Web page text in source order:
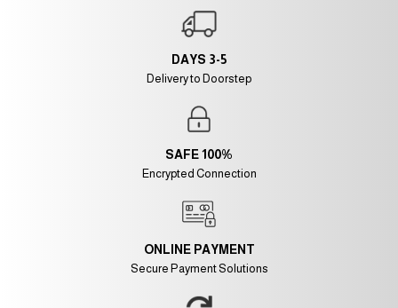
ONLINE PAYMENT
Secure Payment Solutions
100% SAFE
Encrypted Connection
3-5 DAYS
Delivery to Doorstep